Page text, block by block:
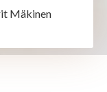
Mäkinen